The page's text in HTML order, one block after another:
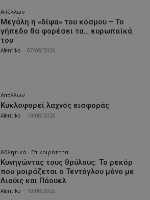
Απόλλων
Μεγάλη η «δίψα» του κόσμου – Το
γήπεδο θα φορέσει τα… ευρωπαϊκά
του
Afentiko 07/08/2026
Απόλλων
Κυκλοφορεί λαχνός εισφοράς
Afentiko 10/08/2026
Αθλητικά - Επικαιρότητα
Κυνηγώντας τους θρύλους: Το ρεκόρ
που μοιράζεται ο Τεντόγλου μόνο με
Λιούις και Πάουελ
Afentiko 10/08/2026